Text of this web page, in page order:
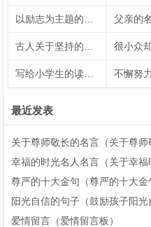
最近发表
关于尊师敬长的名言（关于尊师
幸福的时光名人名言（关于幸福
尊严的十大金句（尊严的十大金
阳光自信的句子（鼓励孩子阳光
爱情留言（爱情留言板）